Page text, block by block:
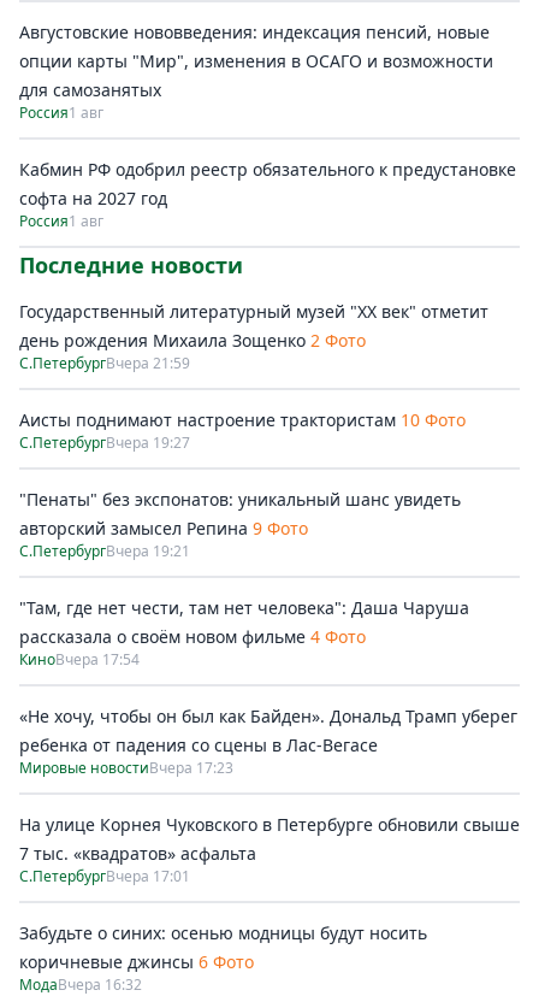
Августовские нововведения: индексация пенсий, новые
опции карты "Мир", изменения в ОСАГО и возможности
для самозанятых
Россия1 авг
Кабмин РФ одобрил реестр обязательного к предустановке
софта на 2027 год
Россия1 авг
Последние новости
Государственный литературный музей "ХХ век" отметит
день рождения Михаила Зощенко 2 Фото
С.ПетербургВчера 21:59
Аисты поднимают настроение трактористам 10 Фото
С.ПетербургВчера 19:27
"Пенаты" без экспонатов: уникальный шанс увидеть
авторский замысел Репина 9 Фото
С.ПетербургВчера 19:21
"Там, где нет чести, там нет человека": Даша Чаруша
рассказала о своём новом фильме 4 Фото
КиноВчера 17:54
«Не хочу, чтобы он был как Байден». Дональд Трамп уберег
ребенка от падения со сцены в Лас-Вегасе
Мировые новостиВчера 17:23
На улице Корнея Чуковского в Петербурге обновили свыше
7 тыс. «квадратов» асфальта
С.ПетербургВчера 17:01
Забудьте о синих: осенью модницы будут носить
коричневые джинсы 6 Фото
МодаВчера 16:32